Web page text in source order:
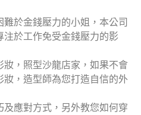
於金錢壓力的小姐，本公司
於工作免受金錢壓力的影
，照型沙龍店家，如果不會
，造型師為您打造自信的外
應對方式，另外教您如何穿